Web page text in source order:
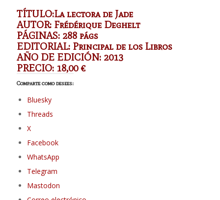
TÍTULO:La lectora de Jade
AUTOR: Frédérique Deghelt
PÁGINAS: 288 págs
EDITORIAL: Principal de los Libros
AÑO DE EDICIÓN: 2013
PRECIO: 18,00 €
Comparte como desees:
Bluesky
Threads
X
Facebook
WhatsApp
Telegram
Mastodon